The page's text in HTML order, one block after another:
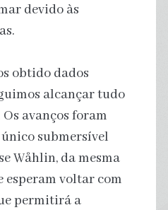
devido às
obtido dados
alcançar tudo
avanços foram
submersível
Wåhlin, da mesma
voltar com
permitirá a